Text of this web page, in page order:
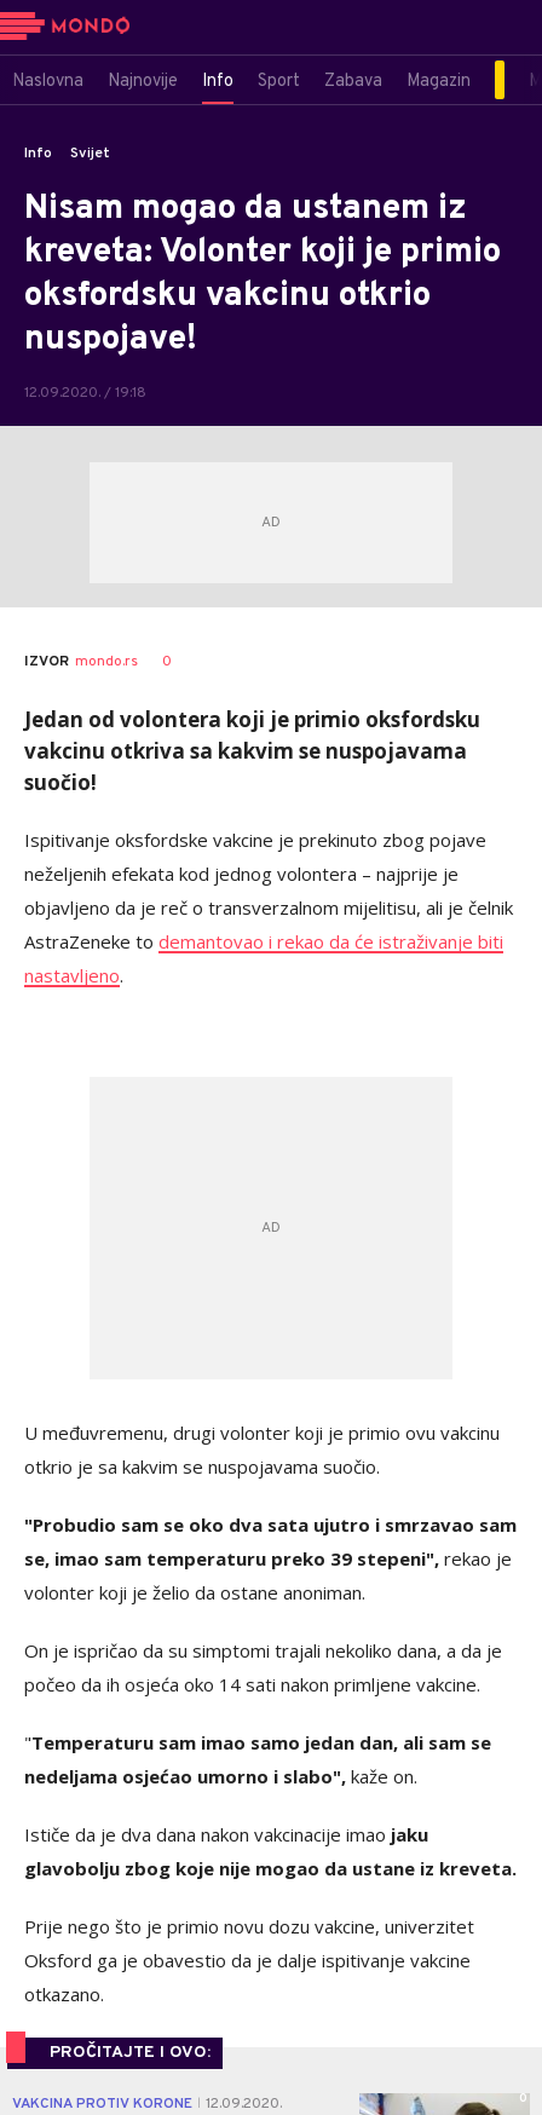
Naslovna Najnovije Info Sport Zabava Magazin
Info Svijet
Nisam mogao da ustanem iz
kreveta: Volonter koji je primio
oksfordsku vakcinu otkrio
nuspojave!
12.09.2020. / 19:18
IZVOR mondo.rs 0
Jedan od volontera koji je primio oksfordsku
vakcinu otkriva sa kakvim se nuspojavama
suočio!
Ispitivanje oksfordske vakcine je prekinuto zbog pojave
neželjenih efekata kod jednog volontera – najprije je
objavljeno da je reč o transverzalnom mijelitisu, ali je čelnik
AstraZeneke to demantovao i rekao da će istraživanje biti
nastavljeno.
U međuvremenu, drugi volonter koji je primio ovu vakcinu
otkrio je sa kakvim se nuspojavama suočio.
"Probudio sam se oko dva sata ujutro i smrzavao sam
se, imao sam temperaturu preko 39 stepeni", rekao je
volonter koji je želio da ostane anoniman.
On je ispričao da su simptomi trajali nekoliko dana, a da je
počeo da ih osjeća oko 14 sati nakon primljene vakcine.
"Temperaturu sam imao samo jedan dan, ali sam se
nedeljama osjećao umorno i slabo", kaže on.
Ističe da je dva dana nakon vakcinacije imao jaku
glavobolju zbog koje nije mogao da ustane iz kreveta.
Prije nego što je primio novu dozu vakcine, univerzitet
Oksford ga je obavestio da je dalje ispitivanje vakcine
otkazano.
PROČITAJTE I OVO:
VAKCINA PROTIV KORONE 12.09.2020. 0